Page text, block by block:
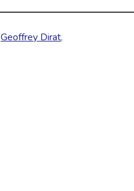
Geoffrey Dirat,